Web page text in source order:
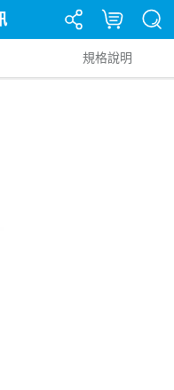
規格說明